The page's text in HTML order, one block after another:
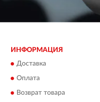
ИНФОРМАЦИЯ
Доставка
Оплата
Возврат товара